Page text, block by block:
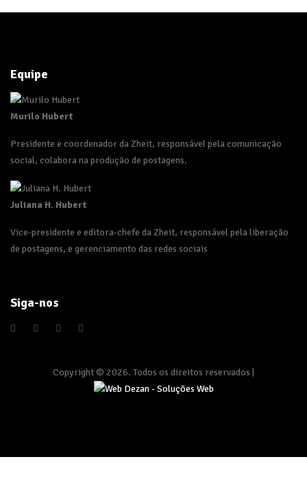
Equipe
Murilo Hubert
Presidente e coordenador da Zheit, responsável pela comunicação
social, colabora na produção de postagens.
Juliana H. Hubert
Vice-presidente e editora-chefe da Zheit, responsável pela liberação
de postagens, e gerenciamento das redes sociais
Siga-nos
Copyright © 2026. Todos os direitos reservados |